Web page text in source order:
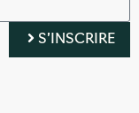
S’INSCRIRE